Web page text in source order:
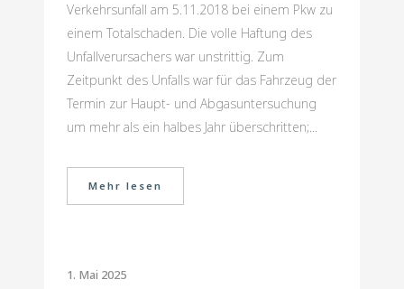
Verkehrsunfall am 5.11.2018 bei einem Pkw zu
einem Totalschaden. Die volle Haftung des
Unfallverursachers war unstrittig. Zum
Zeitpunkt des Unfalls war für das Fahrzeug der
Termin zur Haupt- und Abgasuntersuchung
um mehr als ein halbes Jahr überschritten;...
Mehr lesen
1. Mai 2025